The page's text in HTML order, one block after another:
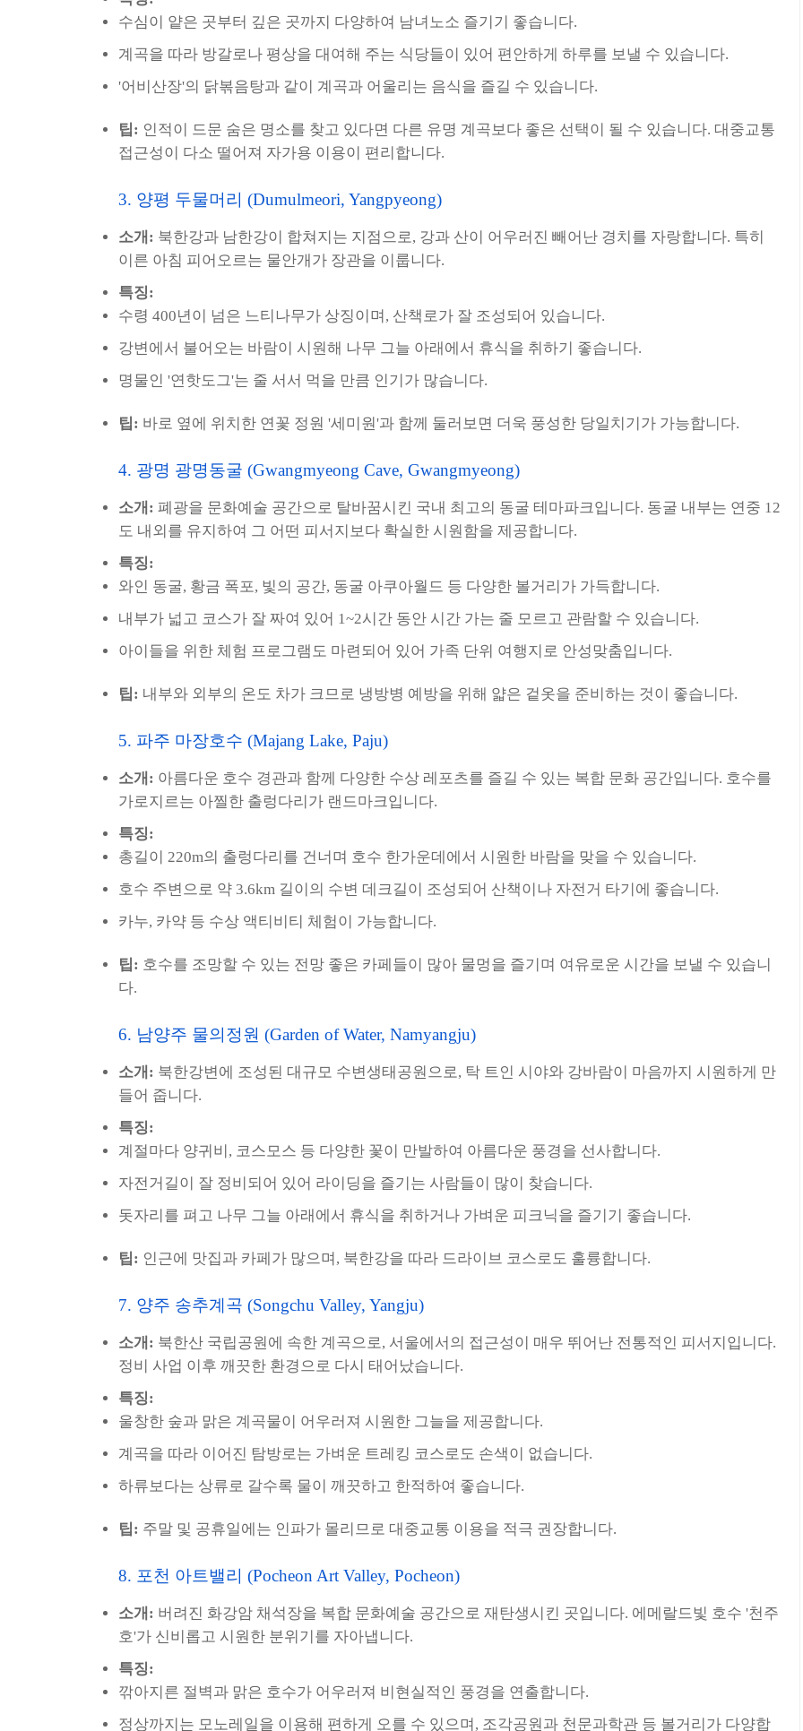
수심이 얕은 곳부터 깊은 곳까지 다양하여 남녀노소 즐기기 좋습니다.
계곡을 따라 방갈로나 평상을 대여해 주는 식당들이 있어 편안하게 하루를 보낼 수 있습니다.
'어비산장'의 닭볶음탕과 같이 계곡과 어울리는 음식을 즐길 수 있습니다.
팁: 인적이 드문 숨은 명소를 찾고 있다면 다른 유명 계곡보다 좋은 선택이 될 수 있습니다. 대중교통
접근성이 다소 떨어져 자가용 이용이 편리합니다.
3. 양평 두물머리 (Dumulmeori, Yangpyeong)
소개: 북한강과 남한강이 합쳐지는 지점으로, 강과 산이 어우러진 빼어난 경치를 자랑합니다. 특히
이른 아침 피어오르는 물안개가 장관을 이룹니다.
특징:
수령 400년이 넘은 느티나무가 상징이며, 산책로가 잘 조성되어 있습니다.
강변에서 불어오는 바람이 시원해 나무 그늘 아래에서 휴식을 취하기 좋습니다.
명물인 '연핫도그'는 줄 서서 먹을 만큼 인기가 많습니다.
팁: 바로 옆에 위치한 연꽃 정원 '세미원'과 함께 둘러보면 더욱 풍성한 당일치기가 가능합니다.
4. 광명 광명동굴 (Gwangmyeong Cave, Gwangmyeong)
소개: 폐광을 문화예술 공간으로 탈바꿈시킨 국내 최고의 동굴 테마파크입니다. 동굴 내부는 연중 12
도 내외를 유지하여 그 어떤 피서지보다 확실한 시원함을 제공합니다.
특징:
와인 동굴, 황금 폭포, 빛의 공간, 동굴 아쿠아월드 등 다양한 볼거리가 가득합니다.
내부가 넓고 코스가 잘 짜여 있어 1~2시간 동안 시간 가는 줄 모르고 관람할 수 있습니다.
아이들을 위한 체험 프로그램도 마련되어 있어 가족 단위 여행지로 안성맞춤입니다.
팁: 내부와 외부의 온도 차가 크므로 냉방병 예방을 위해 얇은 겉옷을 준비하는 것이 좋습니다.
5. 파주 마장호수 (Majang Lake, Paju)
소개: 아름다운 호수 경관과 함께 다양한 수상 레포츠를 즐길 수 있는 복합 문화 공간입니다. 호수를
가로지르는 아찔한 출렁다리가 랜드마크입니다.
특징:
총길이 220m의 출렁다리를 건너며 호수 한가운데에서 시원한 바람을 맞을 수 있습니다.
호수 주변으로 약 3.6km 길이의 수변 데크길이 조성되어 산책이나 자전거 타기에 좋습니다.
카누, 카약 등 수상 액티비티 체험이 가능합니다.
팁: 호수를 조망할 수 있는 전망 좋은 카페들이 많아 물멍을 즐기며 여유로운 시간을 보낼 수 있습니
다.
6. 남양주 물의정원 (Garden of Water, Namyangju)
소개: 북한강변에 조성된 대규모 수변생태공원으로, 탁 트인 시야와 강바람이 마음까지 시원하게 만
들어 줍니다.
특징:
계절마다 양귀비, 코스모스 등 다양한 꽃이 만발하여 아름다운 풍경을 선사합니다.
자전거길이 잘 정비되어 있어 라이딩을 즐기는 사람들이 많이 찾습니다.
돗자리를 펴고 나무 그늘 아래에서 휴식을 취하거나 가벼운 피크닉을 즐기기 좋습니다.
팁: 인근에 맛집과 카페가 많으며, 북한강을 따라 드라이브 코스로도 훌륭합니다.
7. 양주 송추계곡 (Songchu Valley, Yangju)
소개: 북한산 국립공원에 속한 계곡으로, 서울에서의 접근성이 매우 뛰어난 전통적인 피서지입니다.
정비 사업 이후 깨끗한 환경으로 다시 태어났습니다.
특징:
울창한 숲과 맑은 계곡물이 어우러져 시원한 그늘을 제공합니다.
계곡을 따라 이어진 탐방로는 가벼운 트레킹 코스로도 손색이 없습니다.
하류보다는 상류로 갈수록 물이 깨끗하고 한적하여 좋습니다.
팁: 주말 및 공휴일에는 인파가 몰리므로 대중교통 이용을 적극 권장합니다.
8. 포천 아트밸리 (Pocheon Art Valley, Pocheon)
소개: 버려진 화강암 채석장을 복합 문화예술 공간으로 재탄생시킨 곳입니다. 에메랄드빛 호수 '천주
호'가 신비롭고 시원한 분위기를 자아냅니다.
특징:
깎아지른 절벽과 맑은 호수가 어우러져 비현실적인 풍경을 연출합니다.
정상까지는 모노레일을 이용해 편하게 오를 수 있으며, 조각공원과 천문과학관 등 볼거리가 다양합